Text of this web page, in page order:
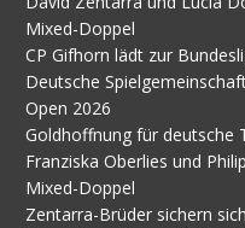
Mixed-Doppel
CP Gifhorn lädt zur
Deutsche
Open 2026
Goldhoffnung für deutsche
Franziska Oberlies und
Mixed-Doppel
Zentarra-Brüder sichern